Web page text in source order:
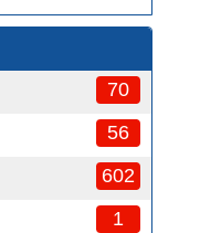
70
56
602
1